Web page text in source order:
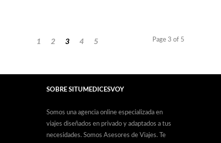
1 2 3 4 5 Page 3 of 5
SOBRE SITUMEDICESVOY
Somos una agencia online especializada en
viajes diseñados en privado y adaptados a tus
necesidades. Somos Asesores de Viajes. Te